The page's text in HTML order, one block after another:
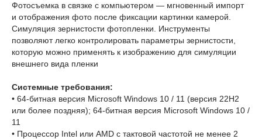
Фотосъемка в связке с компьютером — мгновенный импорт
и отображения фото после фиксации картинки камерой.
Симуляция зернистости фотопленки. Инструменты
позволяют легко контролировать параметры зернистости,
которую можно применять к изображению для симуляции
внешнего вида пленки
Системные требования:
• 64-битная версия Microsoft Windows 10 / 11 (версия 22H2
или более поздняя); 64-битная версия Microsoft Windows 10 /
11
• Процессор Intel или AMD с тактовой частотой не менее 2